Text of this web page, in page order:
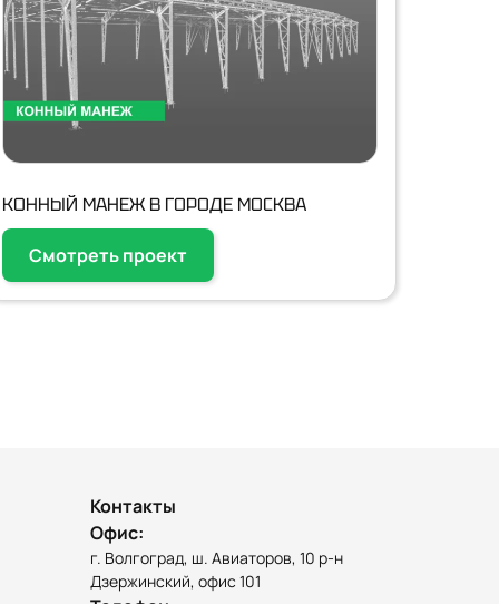
КОННЫЙ МАНЕЖ В ГОРОДЕ МОСКВА
Смотреть проект
Контакты
Офис:
г. Волгоград, ш. Авиаторов, 10 р-н
Дзержинский, офис 101